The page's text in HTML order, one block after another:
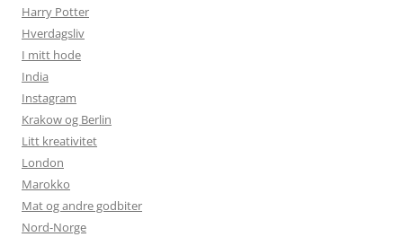
Harry Potter
Hverdagsliv
I mitt hode
India
Instagram
Krakow og Berlin
Litt kreativitet
London
Marokko
Mat og andre godbiter
Nord-Norge